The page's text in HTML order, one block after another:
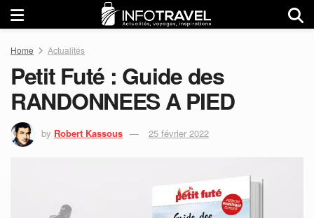
Home Actualités
Petit Futé : Guide des
RANDONNEES A PIED
by Robert Kassous 25 février 2022